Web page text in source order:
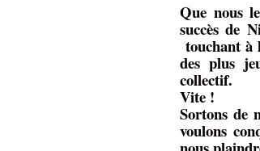
Que nous
succès de
touchant à
des plus
collectif.
Vite !
Sortons de
voulons